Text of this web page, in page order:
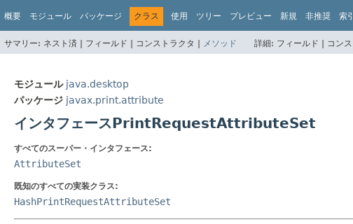
概要 モジュール パッケージ クラス 使用 ツリー プレビュー 新規 非推奨 索引
サマリー: ネスト済 | フィールド | コンストラクタ | メソッド 詳細: フィールド | コン
モジュール java.desktop
パッケージ javax.print.attribute
インタフェースPrintRequestAttributeSet
すべてのスーパー・インタフェース:
AttributeSet
既知のすべての実装クラス:
HashPrintRequestAttributeSet